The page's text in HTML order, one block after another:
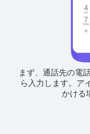
まず、通話先の電
ら入力します。 ア
かける